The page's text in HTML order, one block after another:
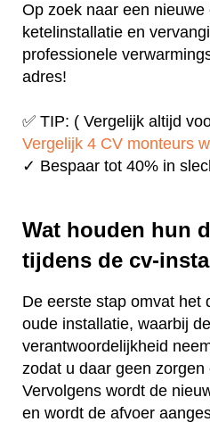
Op zoek naar een
ketelinstallatie en
professionele
adres!
✅ TIP: ( Vergelijk altijd
Vergelijk 4 CV monteurs
✓ Bespaar tot 40% in
Wat houden hun
tijdens de cv-
De eerste stap omvat het
oude installatie, waarbij
verantwoordelijkheid
zodat u daar geen
Vervolgens wordt de
en wordt de afvoer